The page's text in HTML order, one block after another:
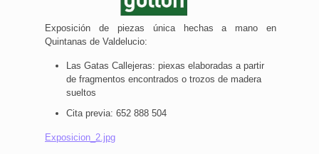
Exposición de piezas única hechas a mano en
Quintanas de Valdelucio:
Las Gatas Callejeras: piexas elaboradas a partir
de fragmentos encontrados o trozos de madera
sueltos
Cita previa: 652 888 504
Exposicion_2.jpg